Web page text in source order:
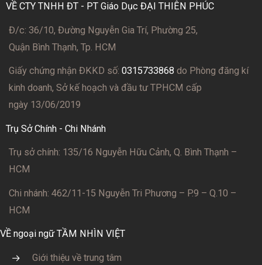
VỀ CTY TNHH ĐT - PT Giáo Dục ĐẠI THIÊN PHÚC
Đ/c: 36/10, Đường Nguyễn Gia Trí, Phường 25,
Quận Bình Thạnh, Tp. HCM
Giấy chứng nhận ĐKKD số: 0315733868 do Phòng đăng kí
kinh doanh, Sở kế hoạch và đầu tư TPHCM cấp
ngày 13/06/2019
Trụ Sở Chính - Chi Nhánh
Trụ sở chính: 135/16 Nguyễn Hữu Cảnh, Q. Bình Thạnh –
HCM
Chi nhánh: 462/11-15 Nguyễn Tri Phương – P.9 – Q.10 –
HCM
VỀ ngoại ngữ TẦM NHÌN VIỆT
Giới thiệu về trung tâm